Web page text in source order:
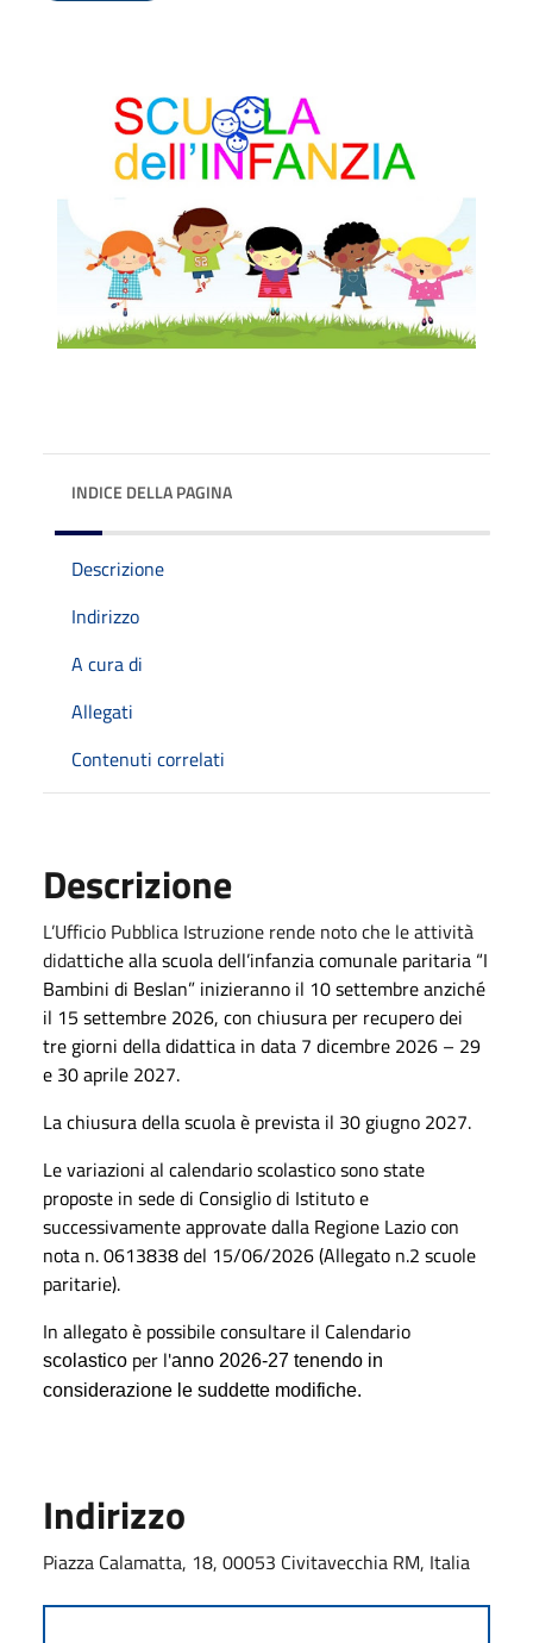
INDICE DELLA PAGINA
Descrizione
Indirizzo
A cura di
Allegati
Contenuti correlati
Descrizione
L’Ufficio Pubblica Istruzione rende noto che le attività
didattiche alla scuola dell’infanzia comunale paritaria “I
Bambini di Beslan” inizieranno il 10 settembre anziché
il 15 settembre 2026, con chiusura per recupero dei
tre giorni della didattica in data 7 dicembre 2026 – 29
e 30 aprile 2027.
La chiusura della scuola è prevista il 30 giugno 2027.
Le variazioni al calendario scolastico sono state
proposte in sede di Consiglio di Istituto e
successivamente approvate dalla Regione Lazio con
nota n. 0613838 del 15/06/2026 (Allegato n.2 scuole
paritarie).
In allegato è possibile consultare il Calendario
scolastico per l'anno 2026-27 tenendo in
considerazione le suddette modifiche.
Indirizzo
Piazza Calamatta, 18, 00053 Civitavecchia RM, Italia